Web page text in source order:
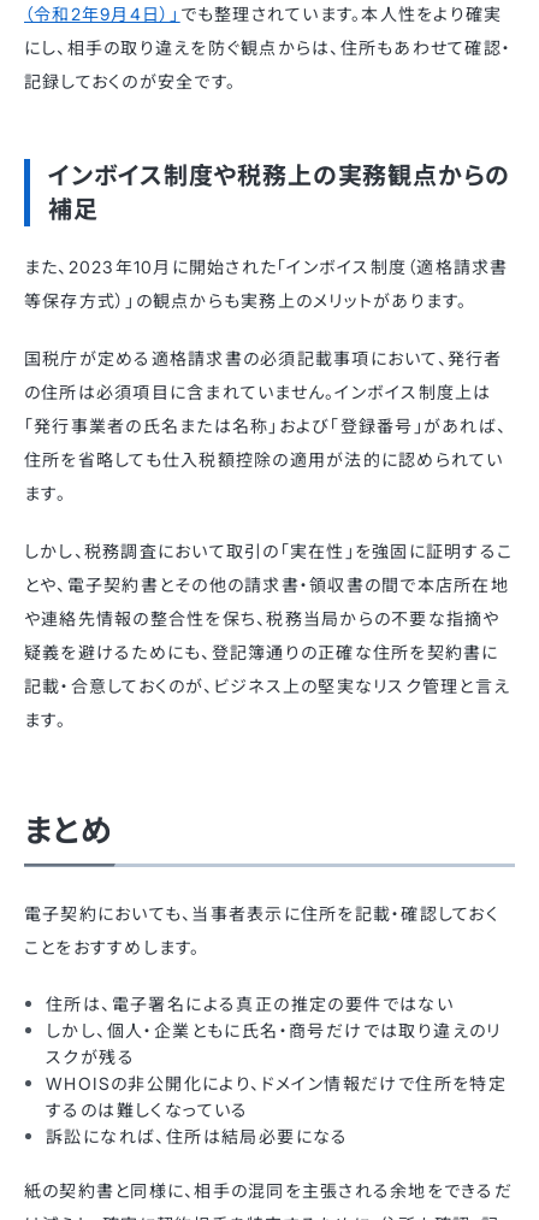
（令和2年9月4日）」 でも整理されています。本人性をより確実
にし、相手の取り違えを防ぐ観点からは、住所もあわせて確認・
記録しておくのが安全です。
インボイス制度や税務上の実務観点からの
補足
また、2023年10月に開始された「インボイス制度（適格請求書
等保存方式）」の観点からも実務上のメリットがあります。
国税庁が定める適格請求書の必須記載事項において、発行者
の住所は必須項目に含まれていません。インボイス制度上は
「発行事業者の氏名または名称」および「登録番号」があれば、
住所を省略しても仕入税額控除の適用が法的に認められてい
ます。
しかし、税務調査において取引の「実在性」を強固に証明するこ
とや、電子契約書とその他の請求書・領収書の間で本店所在地
や連絡先情報の整合性を保ち、税務当局からの不要な指摘や
疑義を避けるためにも、登記簿通りの正確な住所を契約書に
記載・合意しておくのが、ビジネス上の堅実なリスク管理と言え
ます。
まとめ
電子契約においても、当事者表示に住所を記載・確認しておく
ことをおすすめします。
住所は、電子署名による真正の推定の要件ではない
しかし、個人・企業ともに氏名・商号だけでは取り違えのリ
スクが残る
WHOISの非公開化により、ドメイン情報だけで住所を特定
するのは難しくなっている
訴訟になれば、住所は結局必要になる
紙の契約書と同様に、相手の混同を主張される余地をできるだ